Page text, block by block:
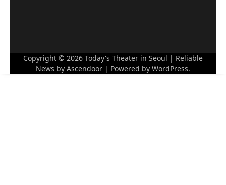
Copyright © 2026 Today's Theater in Seoul | Reliable
News by Ascendoor | Powered by WordPress.